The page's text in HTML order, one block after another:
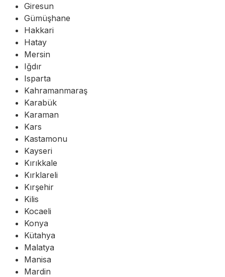
Giresun
Gümüşhane
Hakkari
Hatay
Mersin
Iğdır
Isparta
Kahramanmaraş
Karabük
Karaman
Kars
Kastamonu
Kayseri
Kırıkkale
Kırklareli
Kırşehir
Kilis
Kocaeli
Konya
Kütahya
Malatya
Manisa
Mardin